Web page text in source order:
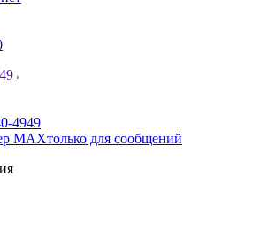
4949
МАХтолько для сообщений